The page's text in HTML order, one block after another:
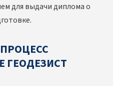
для выдачи диплома о
ГЕОДЕЗИСТ